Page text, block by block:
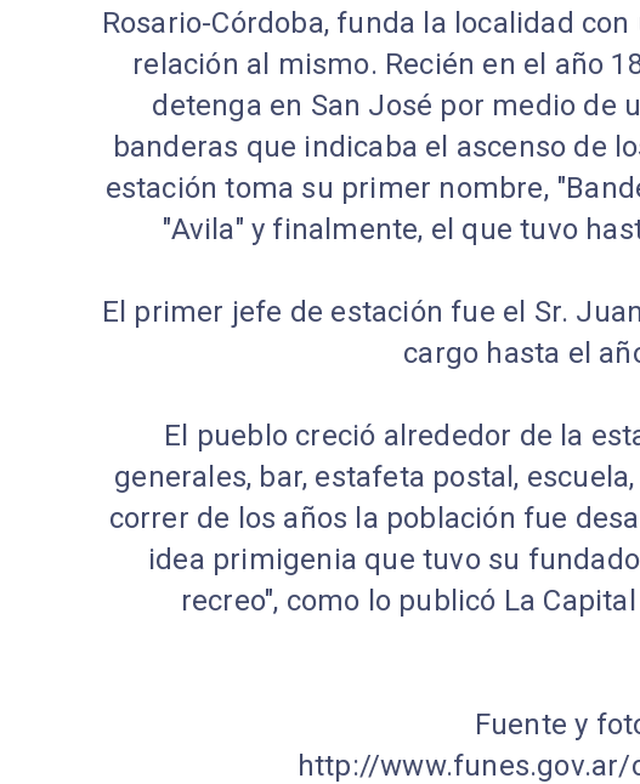
Rosario-Córdoba, funda la localidad
relación al mismo. Recién en el año
detenga en San José por medio de
banderas que indicaba el ascenso de
estación toma su primer nombre,
"Avila" y finalmente, el que tuvo
El primer jefe de estación fue el Sr.
cargo hasta el
El pueblo creció alrededor de la
generales, bar, estafeta postal,
correr de los años la población fue
idea primigenia que tuvo su
recreo", como lo publicó La
Fuente y
http://